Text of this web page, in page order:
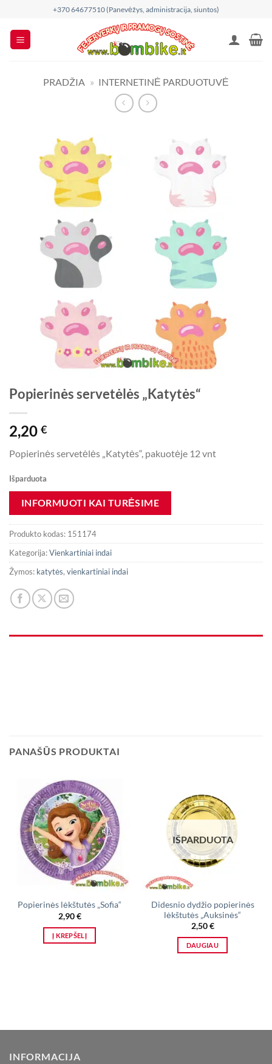
content
+370 64677510 (Panevėžys, administracija, siuntos)
PRADŽIA » INTERNETINĖ PARDUOTUVĖ
Popierinės servetėlės „Katytės“
2,20 €
Popierinės servetėlės „Katytės“, pakuotėje 12 vnt
Išparduota
Produkto kodas: 151174
Kategorija:Vienkartiniai indai
Žymos: katytės, vienkartiniai indai
PANAŠŪS PRODUKTAI
Popierinės lėkštutės „Sofia“
2,90€
Į KREPŠELĮ
IŠPARDUOTA
Didesnio dydžio popierinės
lėkštutės „Auksinės“
2,50€
DAUGIAU
INFORMACIJA